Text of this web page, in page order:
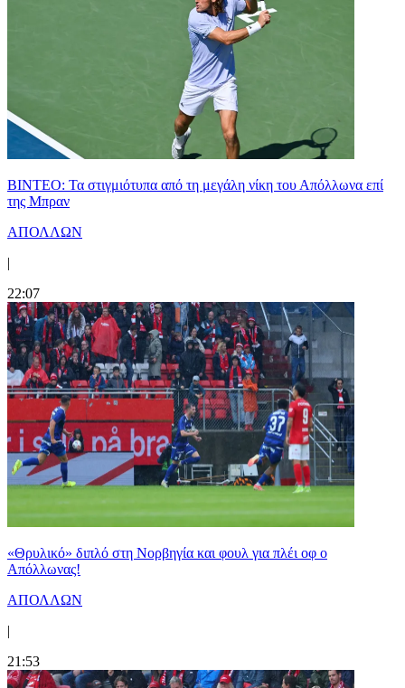
ΒΙΝΤΕΟ: Τα στιγμιότυπα από τη μεγάλη νίκη του Απόλλωνα επί
της Μπραν
ΑΠΟΛΛΩΝ
|
22:07
«Θρυλικό» διπλό στη Νορβηγία και φουλ για πλέι οφ ο
Απόλλωνας!
ΑΠΟΛΛΩΝ
|
21:53